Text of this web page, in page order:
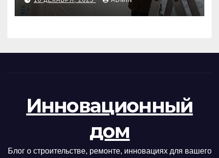
Инновационный
дом
Блог о строительстве, ремонте, инновациях для вашего